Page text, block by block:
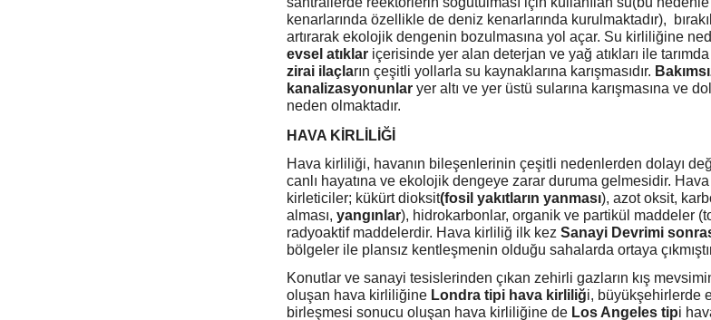
kenarlarında özellikle de deniz kenarlarında kurulmaktadır),
artırarak ekolojik dengenin bozulmasına yol açar. Su kirliliğine
evsel atıklar içerisinde yer alan deterjan ve yağ atıkları ile
zirai ilaçların çeşitli yollarla su kaynaklarına karışmasıdır.
kanalizasyonunlar yer altı ve yer üstü sularına karışmasına ve
neden olmaktadır.
HAVA KİRLİLİĞİ
Hava kirliliği, havanın bileşenlerinin çeşitli nedenlerden dolayı
canlı hayatına ve ekolojik dengeye zarar duruma gelmesidir.
kirleticiler; kükürt dioksit(fosil yakıtların yanması), azot oksit,
alması, yangınlar), hidrokarbonlar, organik ve partikül maddeler
radyoaktif maddelerdir. Hava kirliliğ ilk kez Sanayi Devrimi
bölgeler ile plansız kentleşmenin olduğu sahalarda ortaya
Konutlar ve sanayi tesislerinden çıkan zehirli gazların kış
oluşan hava kirliliğine Londra tipi hava kirliliği, büyükşehirlerde
birleşmesi sonucu oluşan hava kirliliğine de Los Angeles tipi